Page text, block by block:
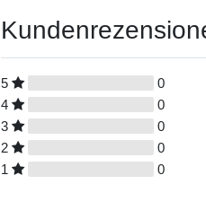
5
0
4
0
3
0
2
0
1
0